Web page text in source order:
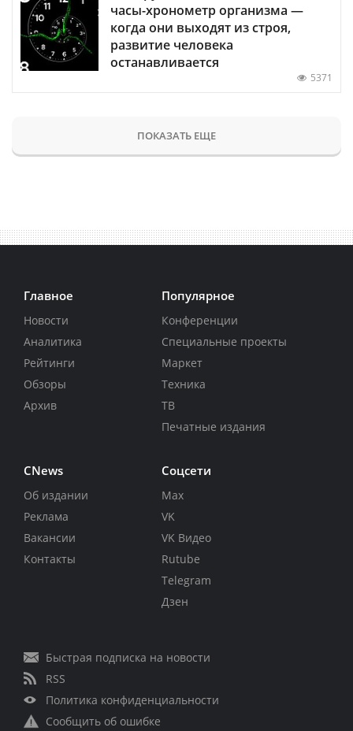
часы-хронометр организма —
когда они выходят из строя,
развитие человека
останавливается
5371
ПОКАЗАТЬ ЕЩЕ
Главное
Новости
Аналитика
Рейтинги
Обзоры
Архив
Популярное
Конференции
Специальные проекты
Маркет
Техника
ТВ
Печатные издания
CNews
Об издании
Реклама
Вакансии
Контакты
Соцсети
Max
VK
VK Видео
Rutube
Telegram
Дзен
Быстрая подписка на новости
RSS
Политика конфиденциальности
Сообщить об ошибке